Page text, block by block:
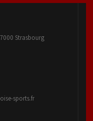
Strasbourg
sports.fr